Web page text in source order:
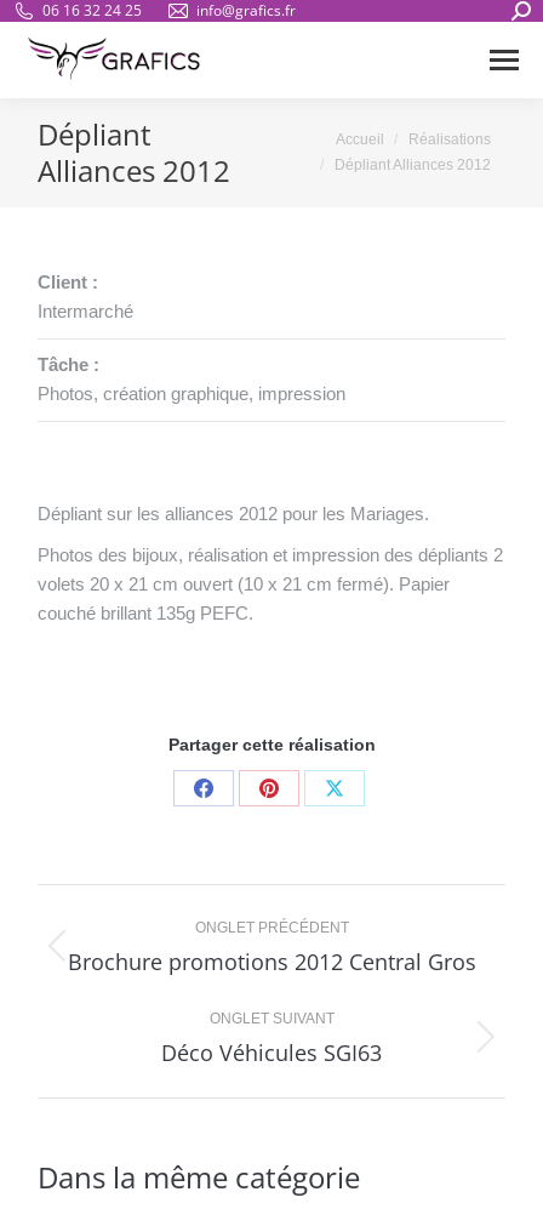
06 16 32 24 25 info@grafics.fr
Dépliant
Alliances 2012
Vous êtes ici :
Accueil
Réalisations
Dépliant Alliances 2012
Client :
Intermarché
Tâche :
Photos, création graphique, impression
Dépliant sur les alliances 2012 pour les Mariages.
Photos des bijoux, réalisation et impression des dépliants 2
volets 20 x 21 cm ouvert (10 x 21 cm fermé). Papier
couché brillant 135g PEFC.
Partager cette réalisation
Share
Share
Share
Navigation
de
commentaire
ONGLET PRÉCÉDENT
Onglet
Brochure promotions 2012 Central Gros
ONGLET SUIVANT
Projets
Déco Véhicules SGI63
Dans la même catégorie